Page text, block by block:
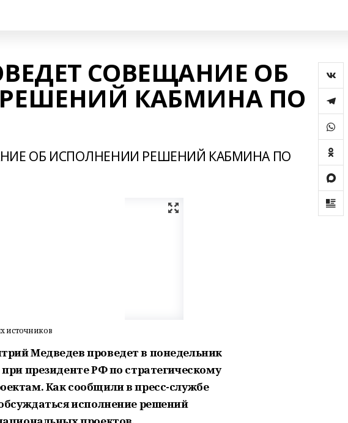
СОВЕЩАНИЕ ОБ
КАБМИНА ПО
ОБ ИСПОЛНЕНИИ РЕШЕНИЙ КАБМИНА ПО
источников
Медведев проведет в понедельник
президенте РФ по стратегическому
Как сообщили в пресс-службе
исполнение решений